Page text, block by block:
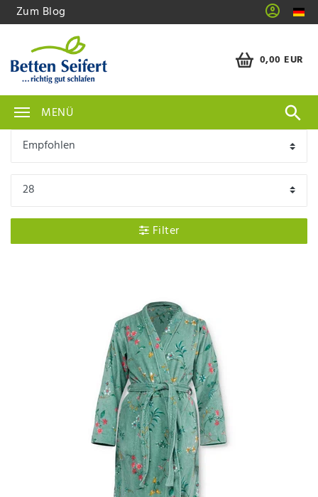
Zum Blog
0,00 EUR
MENÜ
Filter